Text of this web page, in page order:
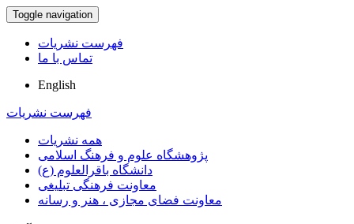
Toggle navigation
فهرست نشریات
تماس با ما
English
فهرست نشریات
همه نشریات
پژوهشگاه علوم و فرهنگ اسلامی
دانشگاه باقرالعلوم (ع)
معاونت فرهنگی تبلیغی
معاونت فضای مجازی ، هنر و رسانه